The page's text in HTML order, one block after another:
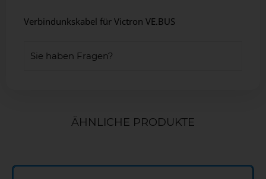
Verbindunkskabel für Victron VE.BUS
Sie haben Fragen?
ÄHNLICHE PRODUKTE